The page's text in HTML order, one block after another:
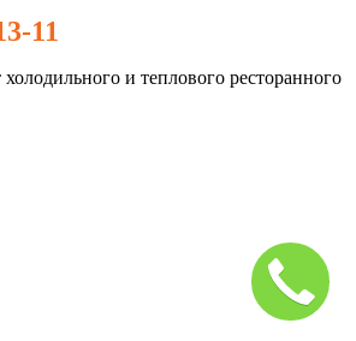
11
и теплового ресторанного